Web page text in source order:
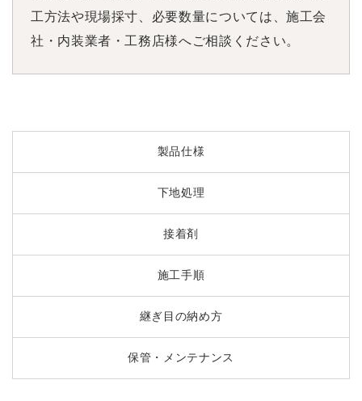
工方法や現場採寸、必要数量については、施工会
社・内装業者・工務店様へご相談ください。
製品仕様
下地処理
接着剤
施工手順
継ぎ目の納め方
保管・メンテナンス